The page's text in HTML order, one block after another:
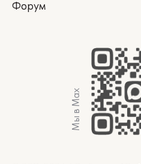
Форум
Мы в Max